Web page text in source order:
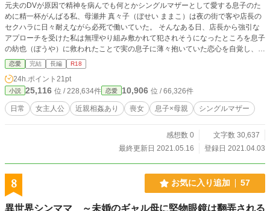
元夫のDVが原因で精神を病んでも何とかシングルマザーとして愛する息子のた
めに精一杯がんばる私、母瀬井 真々子（ぼせい ままこ）は夜の街で客や店長の
セクハラに日々耐えながら必死で働いていた。 そんなある日、店長から強引な
アプローチを受けた私は無理やり組み敷かれて犯されそうになったところを息子
の紡也（ぼうや）に救われたことで実の息子に薄々抱いていた恋心を自覚し、つ
いには親子で肉体関係にまで発展してしまう……。 母と息子の禁断の関係を中
心に展開するイチャラブな日常をお届けします♡ ※息子×母親。※近親相姦あ
り。※この作品はムーンライトノベルズにも掲載しています。
恋愛 完結 長編 R18
24h.ポイント 21pt
小説 25,116 位 / 228,634件 恋愛 10,906 位 / 66,326件
日常 女主人公 近親相姦あり 喪女 息子×母親 シングルマザー
感想数 0
文字数 30,637
最終更新日 2021.05.16
登録日 2021.04.03
8 お気に入り追加 57
異世界シンママ ～未婚のギャル母に堅物眼鏡は翻弄される